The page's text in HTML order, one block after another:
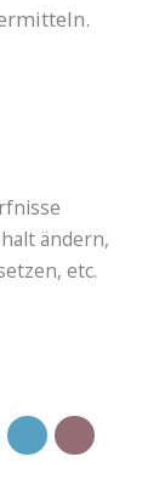
ändern,
etc.